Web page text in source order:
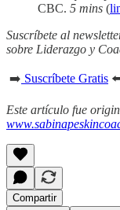
CBC. 5 mins (
Suscríbete al
sobre Liderazgo y
➡️ Suscríbete Gratis
Este artículo fue
Compartir